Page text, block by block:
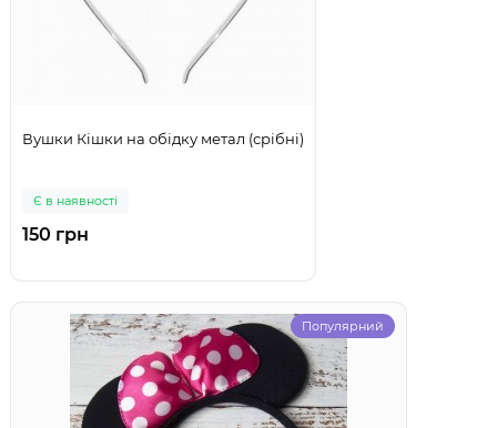
Вушки Кішки на обідку метал (срібні)
Є в наявності
150 грн
Популярний